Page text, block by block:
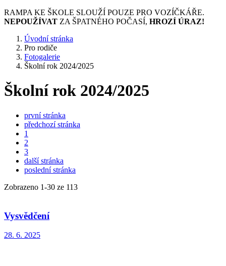
RAMPA KE ŠKOLE SLOUŽÍ POUZE PRO VOZÍČKÁŘE.
NEPOUŽÍVAT ZA ŠPATNÉHO POČASÍ, HROZÍ ÚRAZ!
Úvodní stránka
Pro rodiče
Fotogalerie
Školní rok 2024/2025
Školní rok 2024/2025
první stránka
předchozí stránka
1
2
3
další stránka
poslední stránka
Zobrazeno 1-30 ze 113
Vysvědčení
28. 6. 2025